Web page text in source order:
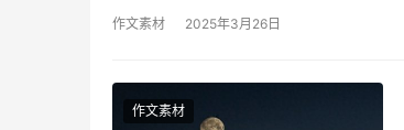
作文素材 2025年3月26日
作文素材